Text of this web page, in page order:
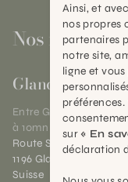
Nos magasins
Gland
Entre Genève et
à 10mn de Nyon
Route Suisse 40
1196 Gland (VD)
Suisse
Ainsi, et
nos propres
partenaires
notre site,
ligne et
sur « En
déclaration